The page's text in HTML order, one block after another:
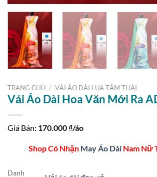
TRANG CHỦ / VẢI ÁO DÀI LỤA TẰM THÁI
Vải Áo Dài Hoa Văn Mới Ra
Giá Bán: 170.000 ₫/áo
Shop Có Nhận May Áo DàiNam Nữ
Danh